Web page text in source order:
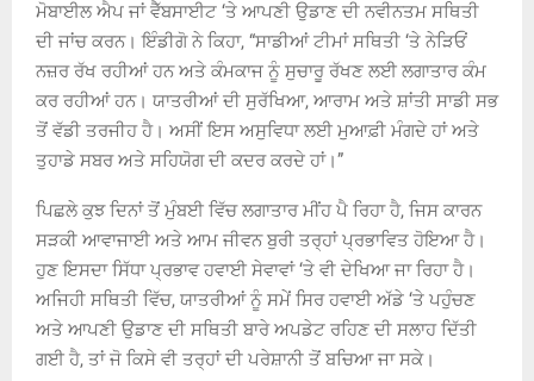
ਮੋਬਾਈਲ ਐਪ ਜਾਂ ਵੈੱਬਸਾਈਟ ‘ਤੇ ਆਪਣੀ ਉਡਾਣ ਦੀ ਨਵੀਨਤਮ ਸਥਿਤੀ
ਦੀ ਜਾਂਚ ਕਰਨ। ਇੰਡੀਗੋ ਨੇ ਕਿਹਾ, “ਸਾਡੀਆਂ ਟੀਮਾਂ ਸਥਿਤੀ ‘ਤੇ ਨੇੜਿਓਂ
ਨਜ਼ਰ ਰੱਖ ਰਹੀਆਂ ਹਨ ਅਤੇ ਕੰਮਕਾਜ ਨੂੰ ਸੁਚਾਰੂ ਰੱਖਣ ਲਈ ਲਗਾਤਾਰ ਕੰਮ
ਕਰ ਰਹੀਆਂ ਹਨ। ਯਾਤਰੀਆਂ ਦੀ ਸੁਰੱਖਿਆ, ਆਰਾਮ ਅਤੇ ਸ਼ਾਂਤੀ ਸਾਡੀ ਸਭ
ਤੋਂ ਵੱਡੀ ਤਰਜੀਹ ਹੈ। ਅਸੀਂ ਇਸ ਅਸੁਵਿਧਾ ਲਈ ਮੁਆਫ਼ੀ ਮੰਗਦੇ ਹਾਂ ਅਤੇ
ਤੁਹਾਡੇ ਸਬਰ ਅਤੇ ਸਹਿਯੋਗ ਦੀ ਕਦਰ ਕਰਦੇ ਹਾਂ।”
ਪਿਛਲੇ ਕੁਝ ਦਿਨਾਂ ਤੋਂ ਮੁੰਬਈ ਵਿੱਚ ਲਗਾਤਾਰ ਮੀਂਹ ਪੈ ਰਿਹਾ ਹੈ, ਜਿਸ ਕਾਰਨ
ਸੜਕੀ ਆਵਾਜਾਈ ਅਤੇ ਆਮ ਜੀਵਨ ਬੁਰੀ ਤਰ੍ਹਾਂ ਪ੍ਰਭਾਵਿਤ ਹੋਇਆ ਹੈ।
ਹੁਣ ਇਸਦਾ ਸਿੱਧਾ ਪ੍ਰਭਾਵ ਹਵਾਈ ਸੇਵਾਵਾਂ ‘ਤੇ ਵੀ ਦੇਖਿਆ ਜਾ ਰਿਹਾ ਹੈ।
ਅਜਿਹੀ ਸਥਿਤੀ ਵਿੱਚ, ਯਾਤਰੀਆਂ ਨੂੰ ਸਮੇਂ ਸਿਰ ਹਵਾਈ ਅੱਡੇ ‘ਤੇ ਪਹੁੰਚਣ
ਅਤੇ ਆਪਣੀ ਉਡਾਣ ਦੀ ਸਥਿਤੀ ਬਾਰੇ ਅਪਡੇਟ ਰਹਿਣ ਦੀ ਸਲਾਹ ਦਿੱਤੀ
ਗਈ ਹੈ, ਤਾਂ ਜੋ ਕਿਸੇ ਵੀ ਤਰ੍ਹਾਂ ਦੀ ਪਰੇਸ਼ਾਨੀ ਤੋਂ ਬਚਿਆ ਜਾ ਸਕੇ।